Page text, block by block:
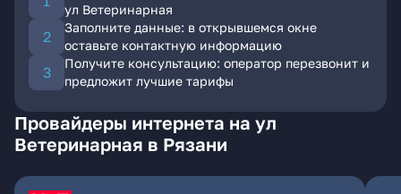
ул Ветеринарная
Заполните данные: в открывшемся окне
оставьте контактную информацию
Получите консультацию: оператор перезвонит и
предложит лучшие тарифы
Провайдеры интернета на ул
Ветеринарная в Рязани